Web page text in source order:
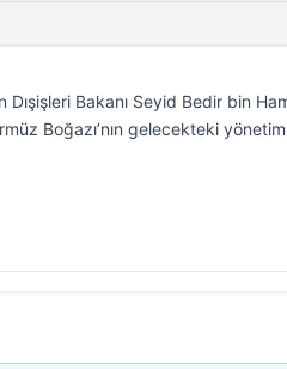
Dışişleri Bakanı Seyid Bedir bin
Boğazı’nın gelecekteki